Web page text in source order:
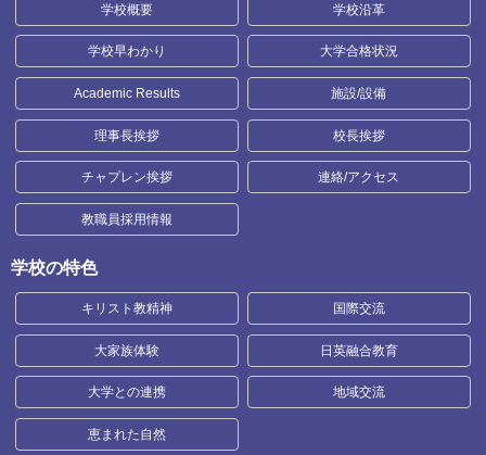
学校概要 学校沿革
学校早わかり 大学合格状況
Academic Results 施設/設備
理事長挨拶 校長挨拶
チャプレン挨拶 連絡/アクセス
教職員採用情報
学校の特色
キリスト教精神 国際交流
大家族体験 日英融合教育
大学との連携 地域交流
恵まれた自然